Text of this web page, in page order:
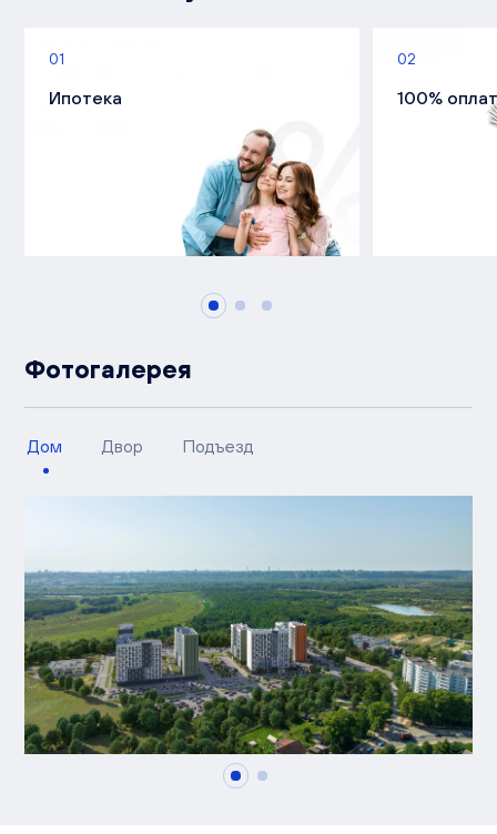
01
Ипотека
02
100%
Фотогалерея
Дом Двор Подъезд